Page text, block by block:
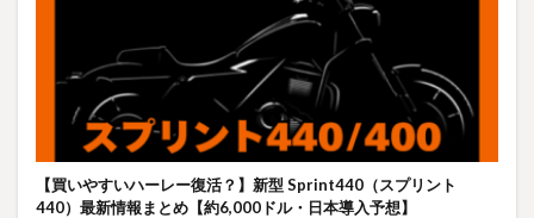
【買いやすいハーレー復活？】新型 Sprint440（スプリント
440）最新情報まとめ【約6,000ドル・日本導入予想】